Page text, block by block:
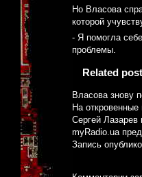
Но Власова
которой
- Я помогла
проблемы.
Related
Власова знову
На
Сергей Лазарев
myRadio.ua
Запись